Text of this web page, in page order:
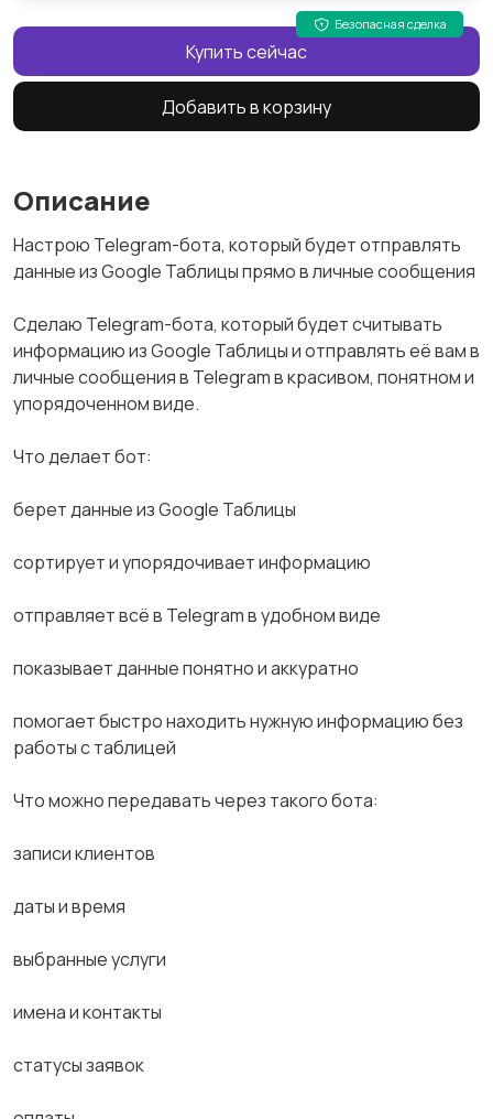
Описание
Настрою Telegram-бота, который будет отправлять
данные из Google Таблицы прямо в личные сообщения
Сделаю Telegram-бота, который будет считывать
информацию из Google Таблицы и отправлять её вам в
личные сообщения в Telegram в красивом, понятном и
упорядоченном виде.
Что делает бот:
берет данные из Google Таблицы
сортирует и упорядочивает информацию
отправляет всё в Telegram в удобном виде
показывает данные понятно и аккуратно
помогает быстро находить нужную информацию без
работы с таблицей
Что можно передавать через такого бота:
записи клиентов
даты и время
выбранные услуги
имена и контакты
статусы заявок
Безопасная сделка
Купить сейчас
Добавить в корзину